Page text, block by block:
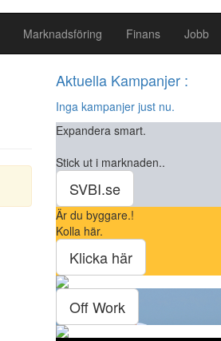
Marknadsföring Finans Jobb
Aktuella Kampanjer :
Inga kampanjer just nu.
Expandera smart.
Stick ut i marknaden..
SVBI.se
Är du byggare.!
Kolla här.
Klicka här
Off Work